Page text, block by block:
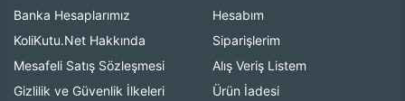
Banka Hesaplarımız
KoliKutu.Net Hakkında
Mesafeli Satış Sözleşmesi
Gizlilik ve Güvenlik İlkeleri
Hesabım
Siparişlerim
Alış Veriş Listem
Ürün İadesi